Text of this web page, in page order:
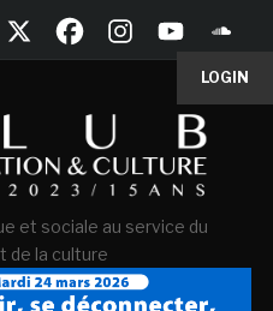
LOGIN
et sociale au service du
de la culture